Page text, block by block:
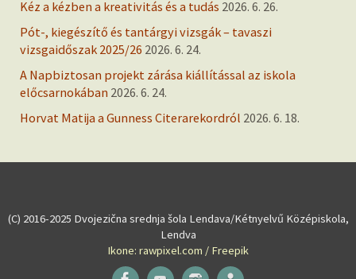
Kéz a kézben a kreativitás és a tudás 2026. 6. 26.
Pót-, kiegészítő és tantárgyi vizsgák – tavaszi
vizsgaidőszak 2025/26 2026. 6. 24.
A Napbiztosan projekt zárása kiállítással az iskola
előcsarnokában 2026. 6. 24.
Horvat Matija a Gunness Citerarekordról 2026. 6. 18.
(C) 2016-2025 Dvojezična srednja šola Lendava/Kétnyelvű Középiskola,
Lendva
Ikone: rawpixel.com / Freepik